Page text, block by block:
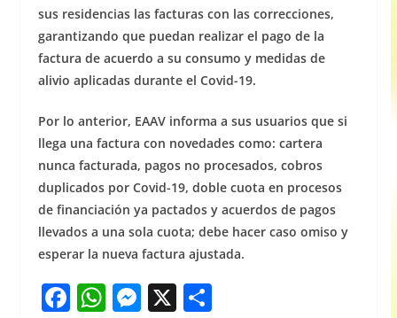
sus residencias las facturas con las correcciones,
garantizando que puedan realizar el pago de la
factura de acuerdo a su consumo y medidas de
alivio aplicadas durante el Covid-19.
Por lo anterior, EAAV informa a sus usuarios que si
llega una factura con novedades como: cartera
nunca facturada, pagos no procesados, cobros
duplicados por Covid-19, doble cuota en procesos
de financiación ya pactados y acuerdos de pagos
llevados a una sola cuota; debe hacer caso omiso y
esperar la nueva factura ajustada.
F W M X S